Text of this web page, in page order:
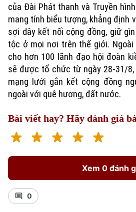
của Đài Phát thanh và Truyền
mang tính biểu tượng, khẳng định
sợi dây kết nối cộng đồng, giữ
tộc ở mọi nơi trên thế giới. Ngoài
cho hơn 100 lãnh đạo hội đoàn
sẽ được tổ chức từ ngày 28-31/
mạng lưới gắn kết cộng đồng
ngoài với quê hương, đất nước.
Bài viết hay? Hãy đánh giá
Xem 0 đánh
0